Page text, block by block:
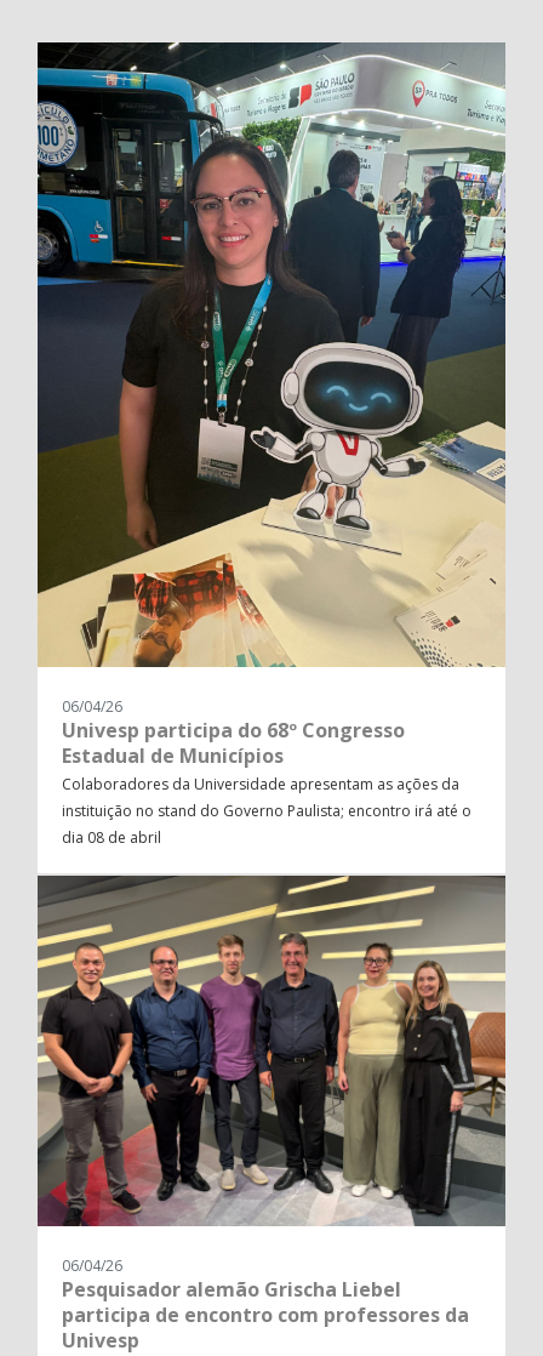
06/04/26
Univesp participa do 68º Congresso
Estadual de Municípios
Colaboradores da Universidade apresentam as ações da
instituição no stand do Governo Paulista; encontro irá até o
dia 08 de abril
06/04/26
Pesquisador alemão Grischa Liebel
participa de encontro com professores da
Univesp